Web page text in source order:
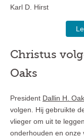
Karl D. Hirst
Christus
Oaks
President Dallin H.
volgen. Hij gebruikte
vlieger om uit te
onderhouden en onze